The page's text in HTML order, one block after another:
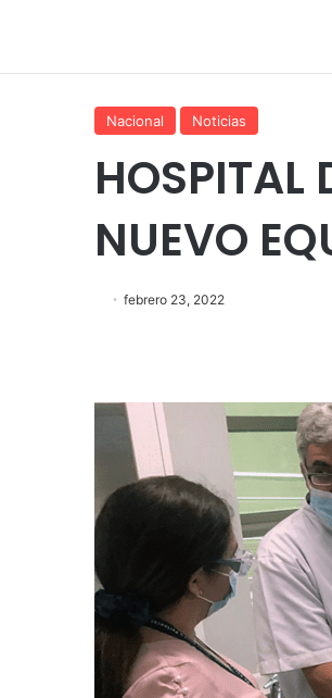
Nacional Noticias
HOSPITAL
NUEVO
febrero 23, 2022